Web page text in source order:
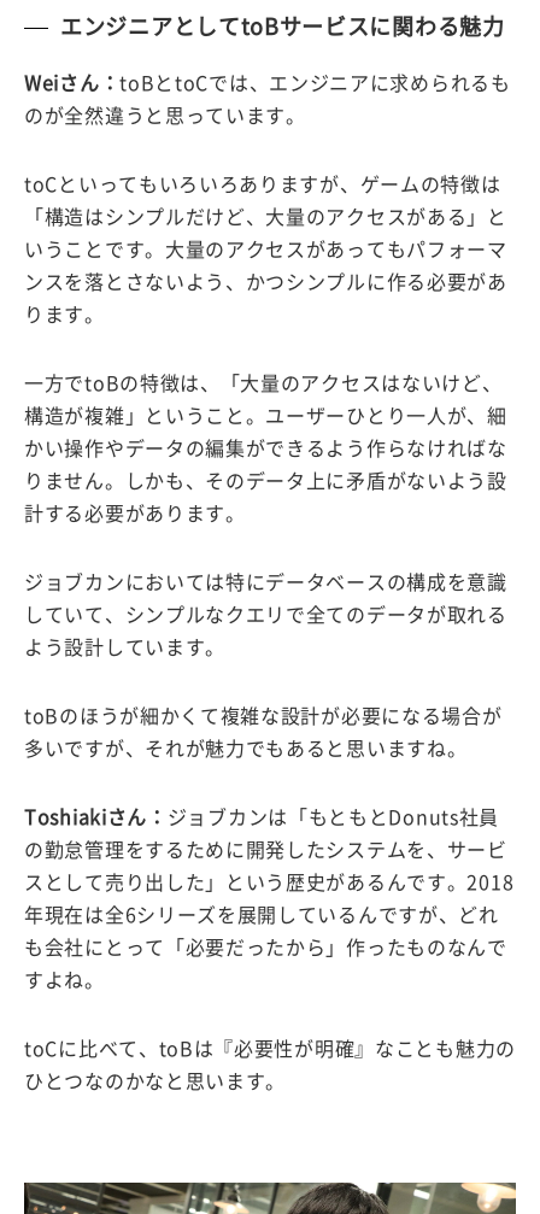
エンジニアとしてtoBサービスに関わる魅力
Weiさん：toBとtoCでは、エンジニアに求められるも
のが全然違うと思っています。
toCといってもいろいろありますが、ゲームの特徴は
「構造はシンプルだけど、大量のアクセスがある」と
いうことです。大量のアクセスがあってもパフォーマ
ンスを落とさないよう、かつシンプルに作る必要があ
ります。
一方でtoBの特徴は、「大量のアクセスはないけど、
構造が複雑」ということ。ユーザーひとり一人が、細
かい操作やデータの編集ができるよう作らなければな
りません。しかも、そのデータ上に矛盾がないよう設
計する必要があります。
ジョブカンにおいては特にデータベースの構成を意識
していて、シンプルなクエリで全てのデータが取れる
よう設計しています。
toBのほうが細かくて複雑な設計が必要になる場合が
多いですが、それが魅力でもあると思いますね。
Toshiakiさん： ジョブカンは「もともとDonuts社員
の勤怠管理をするために開発したシステムを、サービ
スとして売り出した」という歴史があるんです。2018
年現在は全6シリーズを展開しているんですが、どれ
も会社にとって「必要だったから」作ったものなんで
すよね。
toCに比べて、toBは『必要性が明確』なことも魅力の
ひとつなのかなと思います。